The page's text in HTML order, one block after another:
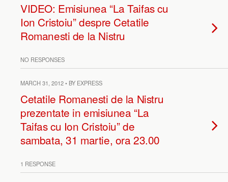
VIDEO: Emisiunea “La Taifas cu
Ion Cristoiu” despre Cetatile
Romanesti de la Nistru
NO RESPONSES
MARCH 31, 2012 • BY EXPRESS
Cetatile Romanesti de la Nistru
prezentate in emisiunea “La
Taifas cu Ion Cristoiu” de
sambata, 31 martie, ora 23.00
1 RESPONSE